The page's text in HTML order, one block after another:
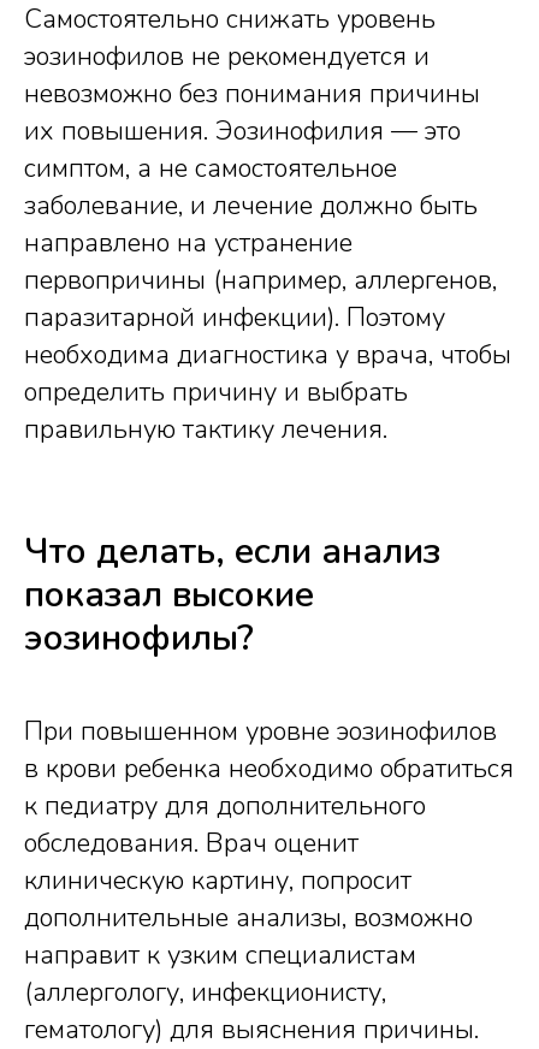
Самостоятельно снижать уровень
эозинофилов не рекомендуется и
невозможно без понимания причины
их повышения. Эозинофилия — это
симптом, а не самостоятельное
заболевание, и лечение должно быть
направлено на устранение
первопричины (например, аллергенов,
паразитарной инфекции). Поэтому
необходима диагностика у врача, чтобы
определить причину и выбрать
правильную тактику лечения.
Что делать, если анализ
показал высокие
эозинофилы?
При повышенном уровне эозинофилов
в крови ребенка необходимо обратиться
к педиатру для дополнительного
обследования. Врач оценит
клиническую картину, попросит
дополнительные анализы, возможно
направит к узким специалистам
(аллергологу, инфекционисту,
гематологу) для выяснения причины.